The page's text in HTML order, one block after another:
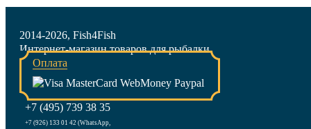
2014-2026, Fish4Fish
Интернет-магазин товаров для рыбалки
Оплата
+7 (495) 739 38 35
+7 (926) 133 01 42 (WhatsApp,